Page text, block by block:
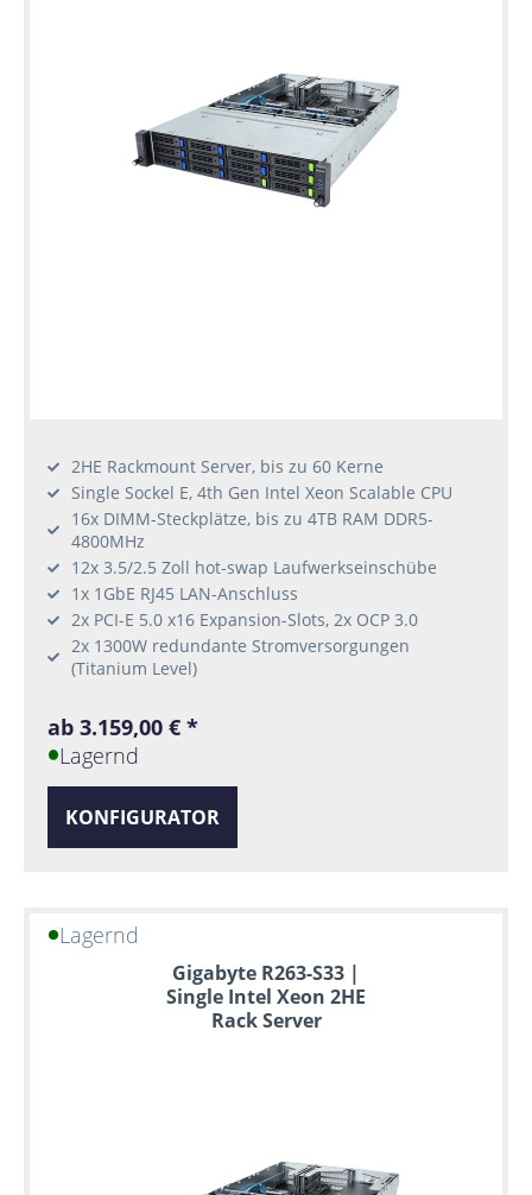
2HE Rackmount Server, bis zu 60 Kerne
Single Sockel E, 4th Gen Intel Xeon Scalable CPU
16x DIMM-Steckplätze, bis zu 4TB RAM DDR5-
4800MHz
12x 3.5/2.5 Zoll hot-swap Laufwerkseinschübe
1x 1GbE RJ45 LAN-Anschluss
2x PCI-E 5.0 x16 Expansion-Slots, 2x OCP 3.0
2x 1300W redundante Stromversorgungen
(Titanium Level)
ab 3.159,00 € *
Lagernd
KONFIGURATOR
Lagernd
Gigabyte R263-S33 |
Single Intel Xeon 2HE
Rack Server